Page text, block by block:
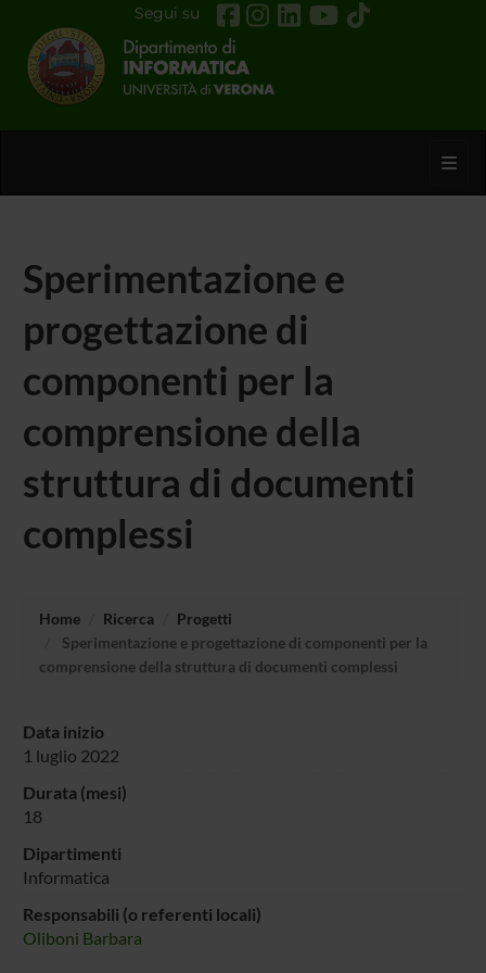
Segui su
Sperimentazione e
progettazione di
componenti per la
comprensione della
struttura di documenti
complessi
Home Ricerca
Progetti
Sperimentazione e progettazione di componenti per la
comprensione della struttura di documenti complessi
Data inizio
1 luglio 2022
Durata (mesi)
18
Dipartimenti
Informatica
Responsabili (o referenti locali)
Oliboni Barbara